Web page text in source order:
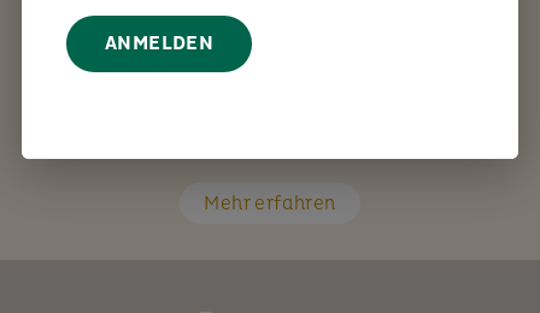
Mit den richtigen Fragen unterstütze ich Sie Schritt
Mehr erfahren
ANMELDEN